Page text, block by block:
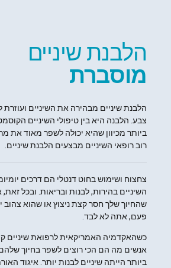
הלבנת שיניים
מוסברת
הלבנת שיניים מבהירה את השיניים ועוזרת
צבע. הלבנה היא בין טיפולי השיניים
ביותר מכיוון שהיא יכולה לשפר מאוד את
רוב רופאי השיניים מבצעים הלבנת שיניים.
צחצוח ושימוש בחוט דנטלי הם דרכים
השיניים בהירות, לבנות ובריאות. ובכל
שהחיוך שלך חסר קצת ניצוץ או שהוא
פעם, אתה לא לבד.
כשהאקדמיה האמריקאית לרפואת שיניים
אנשים מה הם הכי רוצים לשפר בחיוך
ביותר הייתה שיניים לבנות יותר. איגוד